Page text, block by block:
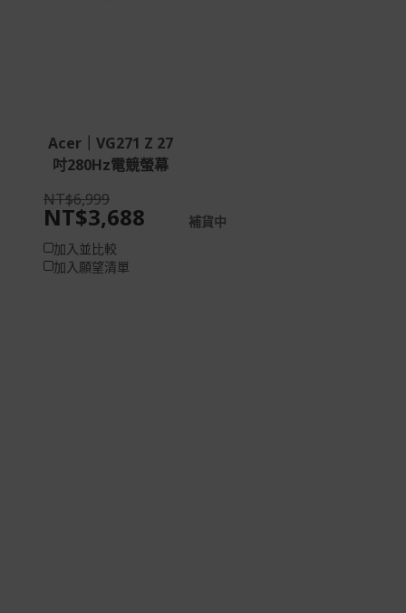
Acer｜VG271 Z 27
吋280Hz電競螢幕
NT$3,688
NT$6,999
補貨中
加入並比較
加入願望清單